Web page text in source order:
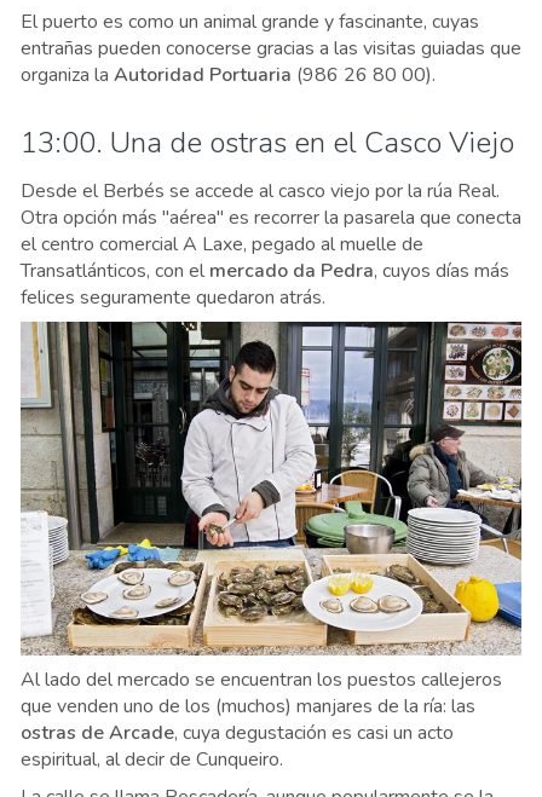
El puerto es como un animal grande y fascinante, cuyas
entrañas pueden conocerse gracias a las visitas guiadas que
organiza la Autoridad Portuaria (986 26 80 00).
13:00. Una de ostras en el Casco Viejo
Desde el Berbés se accede al casco viejo por la rúa Real.
Otra opción más "aérea" es recorrer la pasarela que conecta
el centro comercial A Laxe, pegado al muelle de
Transatlánticos, con el mercado da Pedra, cuyos días más
felices seguramente quedaron atrás.
Al lado del mercado se encuentran los puestos callejeros
que venden uno de los (muchos) manjares de la ría: las
ostras de Arcade, cuya degustación es casi un acto
espiritual, al decir de Cunqueiro.